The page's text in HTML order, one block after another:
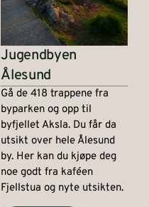
Jugendbyen
Ålesund
Gå de 418 trappene fra
byparken og opp til
byfjellet Aksla. Du får da
utsikt over hele Ålesund
by. Her kan du kjøpe deg
noe godt fra kaféen
Fjellstua og nyte utsikten.